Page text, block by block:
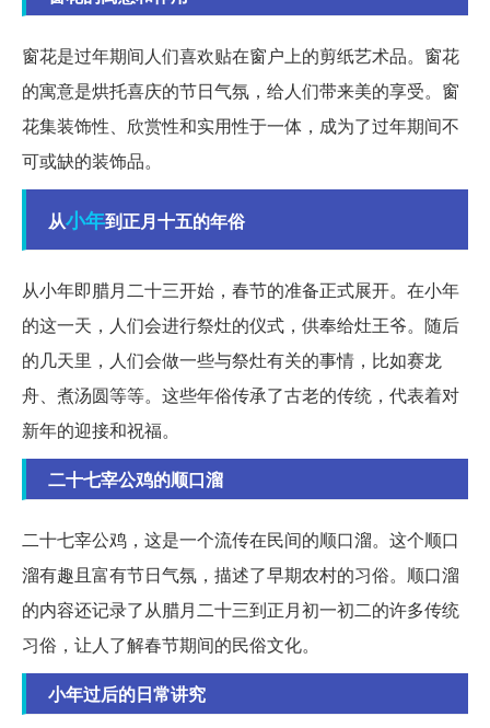
窗花是过年期间人们喜欢贴在窗户上的剪纸艺术品。窗花
的寓意是烘托喜庆的节日气氛，给人们带来美的享受。窗
花集装饰性、欣赏性和实用性于一体，成为了过年期间不
可或缺的装饰品。
从小年到正月十五的年俗
从小年即腊月二十三开始，春节的准备正式展开。在小年
的这一天，人们会进行祭灶的仪式，供奉给灶王爷。随后
的几天里，人们会做一些与祭灶有关的事情，比如赛龙
舟、煮汤圆等等。这些年俗传承了古老的传统，代表着对
新年的迎接和祝福。
二十七宰公鸡的顺口溜
二十七宰公鸡，这是一个流传在民间的顺口溜。这个顺口
溜有趣且富有节日气氛，描述了早期农村的习俗。顺口溜
的内容还记录了从腊月二十三到正月初一初二的许多传统
习俗，让人了解春节期间的民俗文化。
小年过后的日常讲究